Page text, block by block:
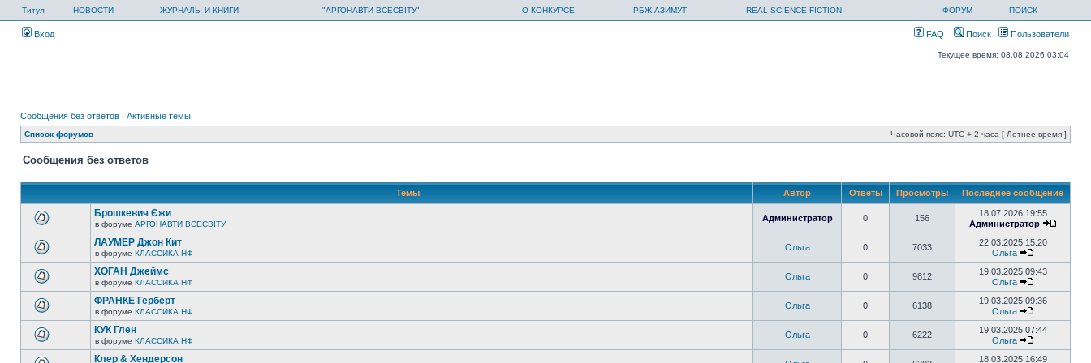
Титул НОВОСТИ ЖУРНАЛЫ И КНИГИ "АРГОНАВТИ ВСЕСВІТУ" О КОНКУРСЕ РБЖ-АЗИМУТ REAL SCIENCE FICTION ФОРУМ ПОИСК
Вход FAQ Поиск Пользователи
Текущее время: 08.08.2026 03:04
Сообщения без ответов | Активные темы
Список форумов Часовой пояс: UTC + 2 часа [ Летнее время ]
Сообщения без ответов
Темы Автор Ответы Просмотры Последнее сообщение
Брошкевич Єжи
в форуме АРГОНАВТИ ВСЕСВIТУ
Администратор 0 156
18.07.2026 19:55
Администратор
ЛАУМЕР Джон Кит
в форуме КЛАССИКА НФ
Ольга 0 7033
22.03.2025 15:20
Ольга
ХОГАН Джеймс
в форуме КЛАССИКА НФ
Ольга 0 9812
19.03.2025 09:43
Ольга
ФРАНКЕ Герберт
в форуме КЛАССИКА НФ
Ольга 0 6138
19.03.2025 09:36
Ольга
КУК Глен
в форуме КЛАССИКА НФ
Ольга 0 6222
19.03.2025 07:44
Ольга
Клер & Хендерсон 18.03.2025 16:49